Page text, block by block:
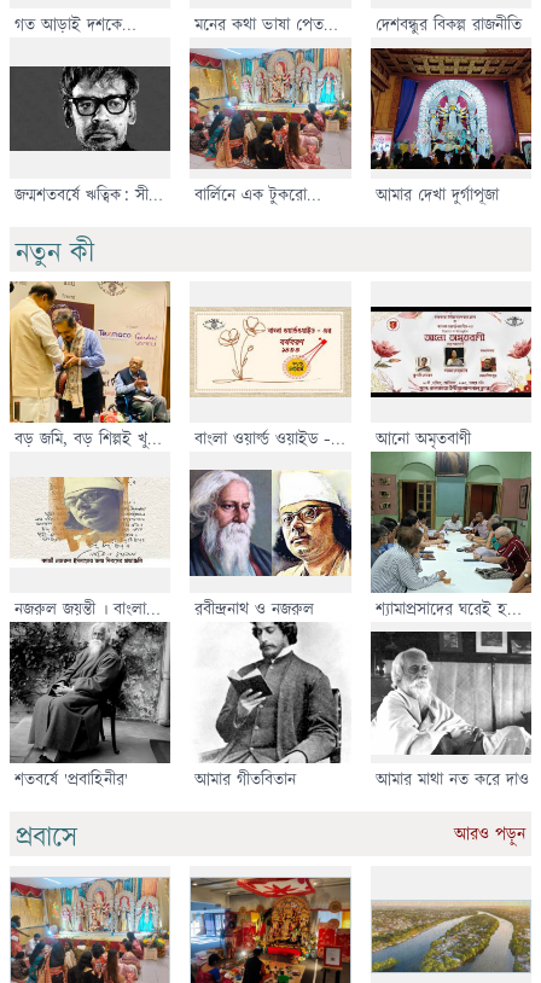
গত আড়াই দশকে
মনের কথা ভাষা পেত
তাঁর কলমে
দেশবন্ধুর বিকল্প রাজনীতি
জন্মশতবর্ষে ঋত্বিক: সীমান্ত
বার্লিনে এক টুকরো
আমার দেখা দুর্গাপূজা
নতুন কী
বড় জমি, বড় শিল্পই খুলে
বাংলা ওয়ার্ল্ড ওয়াইড -এর
বর্ষ বরণ
আনো অমৃতবাণী
নজরুল জয়ন্তী । বাংলা
ওয়ার্ল্ডওয়াইড
রবীন্দ্রনাথ ও নজরুল
শ্যামাপ্রসাদের ঘরেই হল
আমাদের সভা
শতবর্ষে 'প্রবাহিনীর' আমার গীতবিতান আমার মাথা নত করে দাও
প্রবাসে আরও পড়ুন